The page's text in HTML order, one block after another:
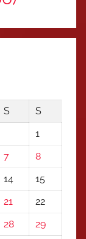
S
S
1
7
8
14
15
21
22
28
29